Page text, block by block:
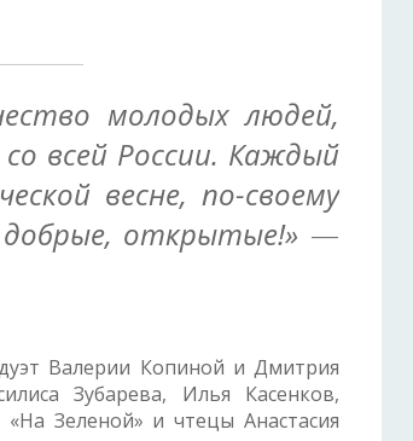
молодых людей,
всей России. Каждый
весне, по-своему
открытые!» —
Валерии Копиной и Дмитрия
Зубарева, Илья Касенков,
Зеленой» и чтецы Анастасия